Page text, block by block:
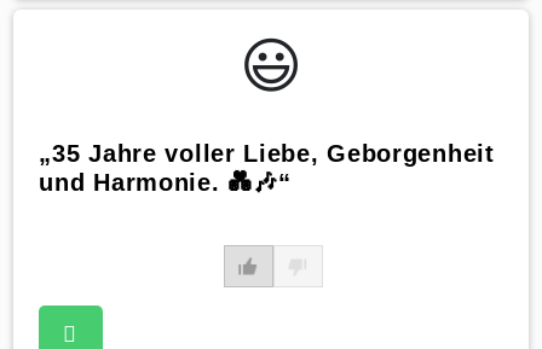
😃️
„35 Jahre voller Liebe, Geborgenheit
und Harmonie. 💑🎶“